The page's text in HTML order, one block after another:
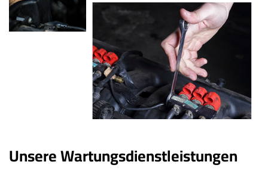
Unsere Wartungsdienstleistungen